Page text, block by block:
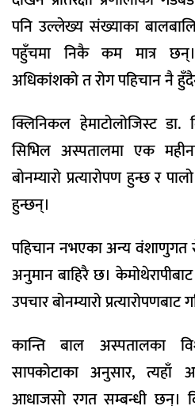
पनि उल्लेख्य संख्याका
पहुँचमा निकै कम मात्र
अधिकांशको त रोग पहिचान नै
क्लिनिकल हेमाटोलोजिस्ट
सिभिल अस्पतालमा एक
बोनम्यारो प्रत्यारोपण हुन्छ र
हुन्छन्।
पहिचान नभएका अन्य वंशाणुगत
अनुमान बाहिरै छ।
उपचार बोनम्यारो प्रत्यारोपणबाट
कान्ति बाल अस्पतालका
सापकोटाका अनुसार, त्यहाँ
आधाजसो रगत सम्बन्धी छन्।